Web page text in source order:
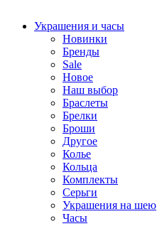
Украшения и часы
Новинки
Бренды
Sale
Новое
Наш выбор
Браслеты
Брелки
Броши
Другое
Колье
Кольца
Комплекты
Серьги
Украшения на шею
Часы